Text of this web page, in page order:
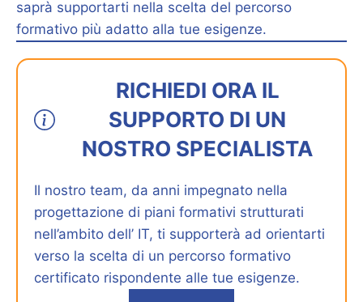
saprà supportarti nella scelta del percorso
formativo più adatto alla tue esigenze.
RICHIEDI ORA IL
SUPPORTO DI UN
NOSTRO SPECIALISTA
Il nostro team, da anni impegnato nella
progettazione di piani formativi strutturati
nell’ambito dell’ IT, ti supporterà ad orientarti
verso la scelta di un percorso formativo
certificato rispondente alle tue esigenze.